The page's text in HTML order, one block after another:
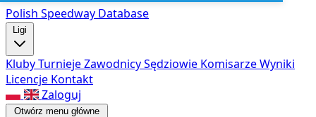
Polish Speedway Database
Ligi
KlubyTurniejeZawodnicySędziowie KomisarzeWyniki
Licencje Kontakt
Zaloguj
Otwórz menu główne